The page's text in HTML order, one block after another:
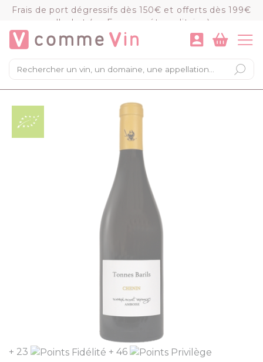
Frais de port dégressifs dès 150€ et offerts dès 199€
d'achat (en France métropolitaine)
×
Mon panier
Chargement du panier...
VOIR LE PANIER COMMANDER
+ 23 + 46
Panneau de gestion des cookies